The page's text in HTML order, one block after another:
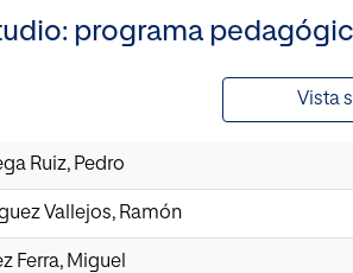
programa
Vista
Ruiz, Pedro
Vallejos, Ramón
Ferra, Miguel